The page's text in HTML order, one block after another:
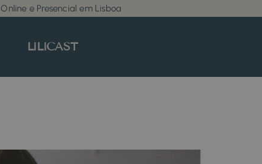
Online e Presencial em Lisboa
LiLiCAST